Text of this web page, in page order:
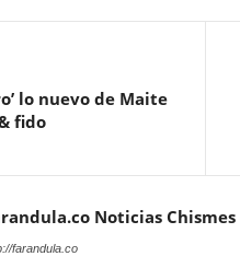
lo nuevo de Maite
fido
Noticias
farandula.co